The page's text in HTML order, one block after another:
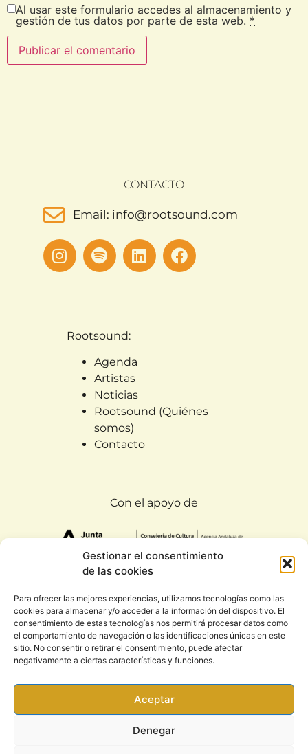
Gestionar el consentimiento
de las cookies
Para ofrecer las mejores experiencias, utilizamos tecnologías como las
cookies para almacenar y/o acceder a la información del dispositivo. El
consentimiento de estas tecnologías nos permitirá procesar datos como
el comportamiento de navegación o las identificaciones únicas en este
sitio. No consentir o retirar el consentimiento, puede afectar
negativamente a ciertas características y funciones.
Aceptar
Denegar
Al usar este formulario accedes al almacenamiento y
gestión de tus datos por parte de esta web. *
CONTACTO
Email: info@rootsound.com
Rootsound:
Agenda
Artistas
Noticias
Rootsound (Quiénes
somos)
Contacto
Con el apoyo de
Todos los derechos reservados. Rootsound 2020
|Condiciones generales y política de privacidad